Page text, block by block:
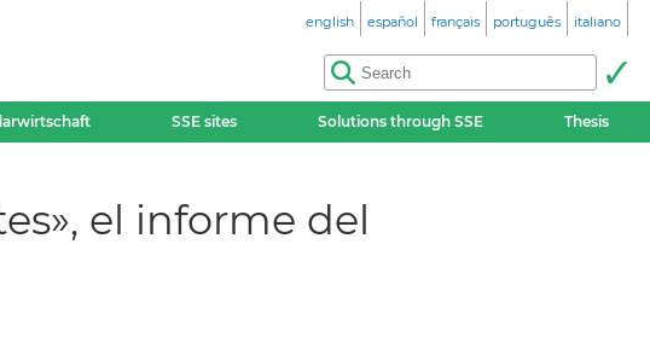
english español français português italiano
SSE sites Solutions through SSE Thesis
el informe del